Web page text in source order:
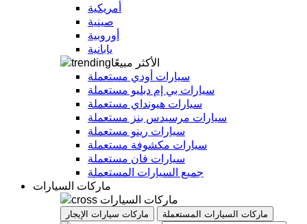
أمريكية
صينية
أوروبية
يابانية
الأكثر مبيعًا
سيارات أودي مستعملة
سيارات بي إم دبليو مستعملة
سيارات هيونداي مستعملة
سيارات مرسيدس بنز مستعملة
سيارات رينو مستعملة
سيارات مكشوفة مستعملة
سيارات فان مستعملة
جميع السيارات المستعملة
ماركات السيارات
ماركات السيارات
ماركات سيارات الإيجار ماركات السيارات المستعملة